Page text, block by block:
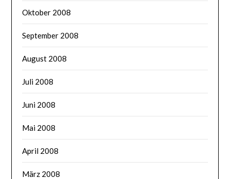
Oktober 2008
September 2008
August 2008
Juli 2008
Juni 2008
Mai 2008
April 2008
März 2008